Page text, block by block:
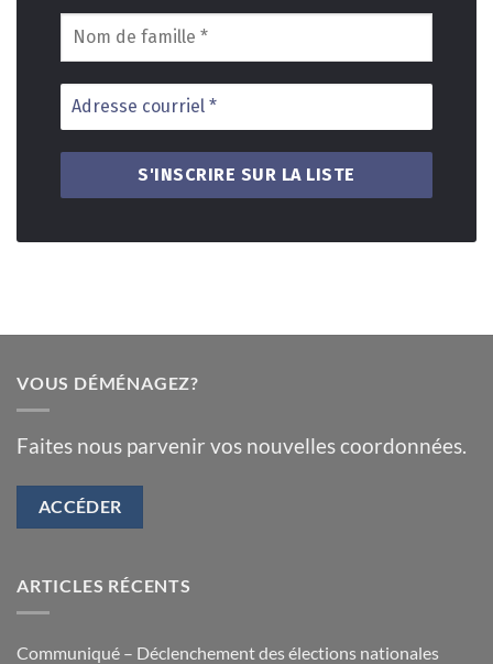
VOUS DÉMÉNAGEZ?
Faites nous parvenir vos nouvelles coordonnées.
ACCÉDER
ARTICLES RÉCENTS
Communiqué – Déclenchement des élections nationales